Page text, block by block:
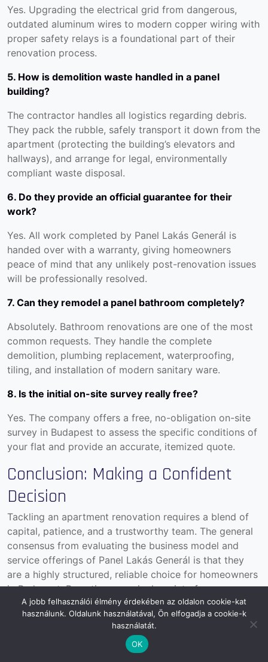
Yes. Upgrading the electrical grid from dangerous,
outdated aluminum wires to modern copper wiring with
proper safety relays is a foundational part of their
renovation process.
5. How is demolition waste handled in a panel
building?
The contractor handles all logistics regarding debris.
They pack the rubble, safely transport it down from the
apartment (protecting the building’s elevators and
hallways), and arrange for legal, environmentally
compliant waste disposal.
6. Do they provide an official guarantee for their
work?
Yes. All work completed by Panel Lakás Generál is
handed over with a warranty, giving homeowners
peace of mind that any unlikely post-renovation issues
will be professionally resolved.
7. Can they remodel a panel bathroom completely?
Absolutely. Bathroom renovations are one of the most
common requests. They handle the complete
demolition, plumbing replacement, waterproofing,
tiling, and installation of modern sanitary ware.
8. Is the initial on-site survey really free?
Yes. The company offers a free, no-obligation on-site
survey in Budapest to assess the specific conditions of
your flat and provide an accurate, itemized quote.
Conclusion: Making a Confident
Decision
Tackling an apartment renovation requires a blend of
capital, patience, and a trustworthy team. The general
consensus from evaluating the business model and
service offerings of Panel Lakás Generál is that they
are a highly structured, reliable choice for homeowners
in Budapest. By acting as a single point of
responsibility, they transform a chaotic, multi-
contractor nightmare into a streamlined, predictable
While the reality of construction means dust, noise, and
A jobb felhasználói élmény érdekében az oldalon cookie-kat
használunk. Oldalunk használatával, Ön elfogadja a cookie-k
használatát.
OK